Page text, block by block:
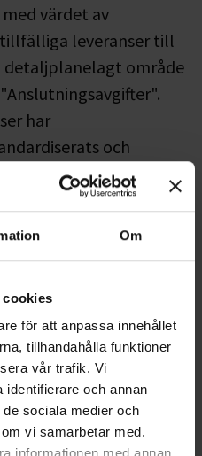
Om
cookies
för att anpassa innehållet
tillhandahålla funktioner
vår trafik. Vi
identifierare och annan
sociala medier och
vi samarbetar med.
värdet av
leveranser till
område
har
och
storlek enligt
elnätägaren lägger
kedjehus e.d.
för varje
hela servisledningen